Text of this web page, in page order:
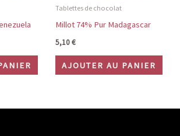
Tablettes de chocolat
Millot 74% Pur Madagascar
5,10€
AJOUTER AU PANIER